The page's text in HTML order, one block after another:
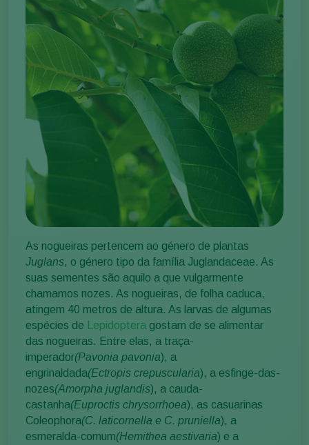
As nogueiras pertencem ao género de plantas
Juglans, o género tipo da família Juglandaceae. As
suas sementes são aquilo a que vulgarmente
chamamos nozes. As nogueiras, de folha caduca,
atingem 40 metros de altura. As larvas de algumas
espécies de
Lepidoptera gostam de se alimentar
das nogueiras. Entre elas, a traça-
imperador(Pavonia pavonia), a
engrinaldada(Ectropis crepuscularia), a esfinge-das-
nozes(Amorpha juglandis), a cauda-
castanha(Euproctis chrysorrhoea), as casuarinas
Coleophora(C. laticornella e C. pruniella), a
esmeralda-comum(Hemithea aestivaria) e a